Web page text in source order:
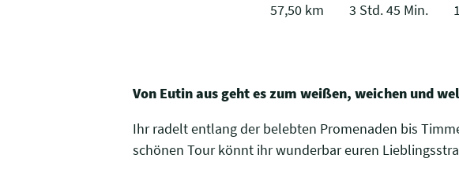
57,50 km 3 Std. 45 Min.
Von Eutin aus geht es zum weißen, weichen und
Ihr radelt entlang der belebten Promenaden bis
schönen Tour könnt ihr wunderbar euren